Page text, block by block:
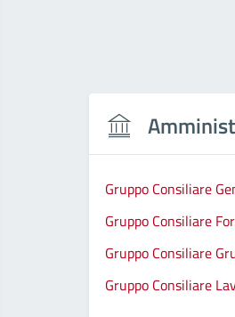
Gruppo Consiliare
Gruppo Consiliare
Gruppo Consiliare
Gruppo Consiliare